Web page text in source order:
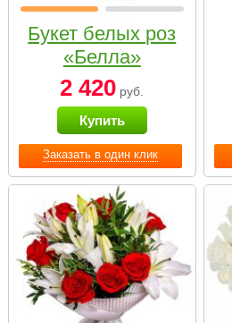
Заказать в один клик
Букет белых роз
«Белла»
2 420 руб.
Купить